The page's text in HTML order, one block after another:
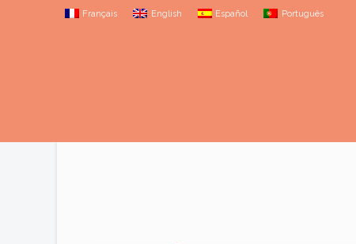
Français English Español Português